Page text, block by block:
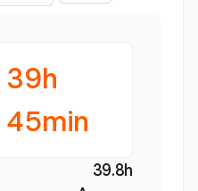
39h
45min
39.8h